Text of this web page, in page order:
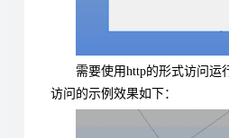
需要使用http的形式访问运
访问的示例效果如下：